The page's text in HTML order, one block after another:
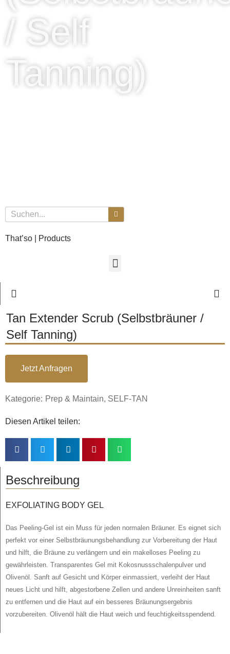
/ Self
Tanning)
That’so | Products
Tan Extender Scrub (Selbstbräuner /
Self Tanning)
Jetzt Anfragen
Kategorie: Prep & Maintain, SELF-TAN
Diesen Artikel teilen:
Beschreibung
EXFOLIATING BODY GEL
Das Peeling-Gel ist ein Muss für jeden normalen Bräuner. Es eignet sich
perfekt vor einer Selbstbräunungsbehandlung zur Vorbereitung der Haut
und hilft, die Bräune zu verlängern und ein makelloses Peeling zu
gewährleisten. Transparentes Gel mit Kokosnussschalenpulver und
Olivenöl. Sanft auf Gesicht und Körper einmassiert, verleiht der Haut
neues Licht und hilft, abgestorbene Zellen und andere Unreinheiten sanft
zu entfernen und die Haut auf ein besseres Bräunungsergebnis
vorzubereiten. Olivenöl hält die Haut weich und feuchtigkeitsspendend.